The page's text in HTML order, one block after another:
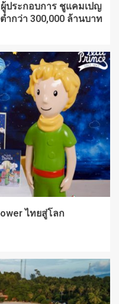
ประกอบการ ชูแคมเปญ
ำกว่า 300,000 ล้านบาท
ไทยสู่โลก